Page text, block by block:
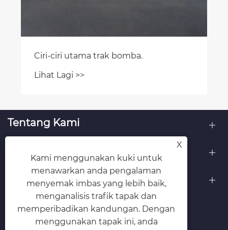
Ciri-ciri utama trak bomba.
Lihat Lagi >>
Tentang Kami
Hubungi Kami
IKUT KAMI
X
Kami menggunakan kuki untuk
menawarkan anda pengalaman
menyemak imbas yang lebih baik,
menganalisis trafik tapak dan
memperibadikan kandungan. Dengan
menggunakan tapak ini, anda